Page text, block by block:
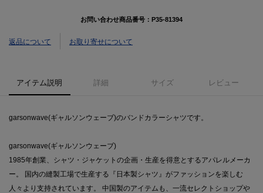
お問い合わせ商品番号： P35-81394
返品について お取り寄せについて
アイテム説明 詳細 サイズ レビュー
garsonwave(ギャルソンウェーブ)のバンドカラーシャツです。
garsonwave(ギャルソンウェーブ)
1985年創業、シャツ・ジャケットの企画・生産を得意とするアパレルメーカ
ー。 国内の縫製工場で生産する『日本製シャツ』がファッションを楽しむ
人々より支持されています。 中国製のアイテムも、一流セレクトショップや